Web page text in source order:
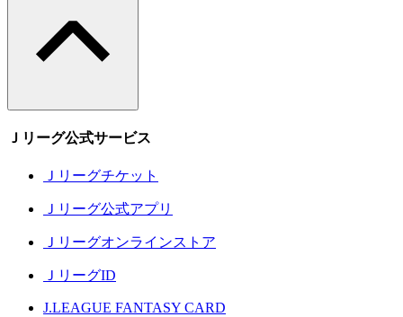
Ｊリーグ公式サービス
Ｊリーグチケット
Ｊリーグ公式アプリ
Ｊリーグオンラインストア
ＪリーグID
J.LEAGUE FANTASY CARD